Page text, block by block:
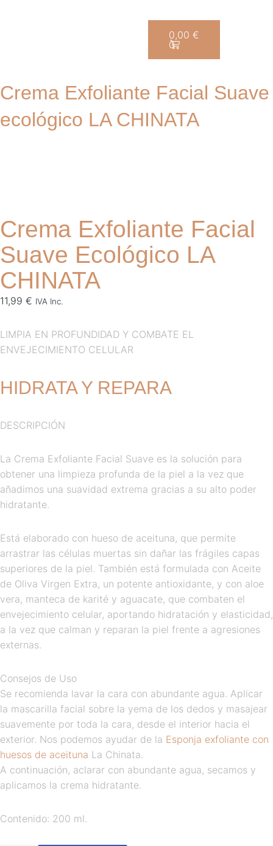
0,00 €
0
Crema Exfoliante Facial Suave
ecológico LA CHINATA
Crema Exfoliante Facial
Suave Ecológico LA
CHINATA
11,99 € IVA Inc.
LIMPIA EN PROFUNDIDAD Y COMBATE EL
ENVEJECIMIENTO CELULAR
HIDRATA Y REPARA
DESCRIPCIÓN
La Crema Exfoliante Facial Suave es la solución para
obtener una limpieza profunda de la piel a la vez que
añadimos una suavidad extrema gracias a su alto poder
hidratante.
Está elaborado con hueso de aceituna, que permite
arrastrar las células muertas sin dañar las frágiles capas
superiores de la piel. También está formulada con Aceite
de Oliva Virgen Extra, un potente antioxidante, y con aloe
vera, manteca de karité y aguacate, que combaten el
envejecimiento celular, aportando hidratación y elasticidad,
a la vez que calman y reparan la piel frente a agresiones
externas.
Consejos de Uso
Se recomienda lavar la cara con abundante agua. Aplicar
la mascarilla facial sobre la yema de los dedos y masajear
suavemente por toda la cara, desde el interior hacia el
exterior. Nos podemos ayudar de la Esponja exfoliante con
huesos de aceituna La Chinata.
A continuación, aclarar con abundante agua, secamos y
aplicamos la crema hidratante.
Contenido: 200 ml.